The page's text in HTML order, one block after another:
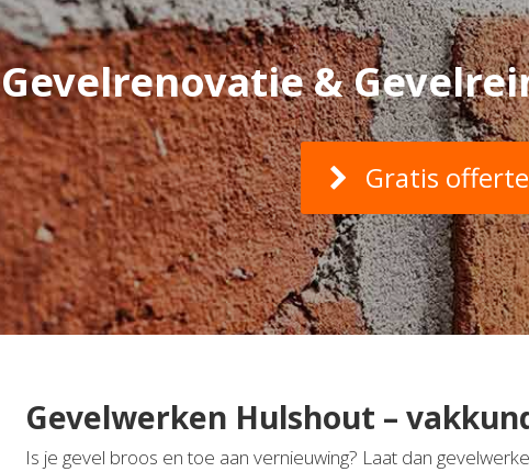
Gevelrenovatie &
Gratis
Gevelwerken Hulshout –
Is je gevel broos en toe aan vernieuwing? Laat dan